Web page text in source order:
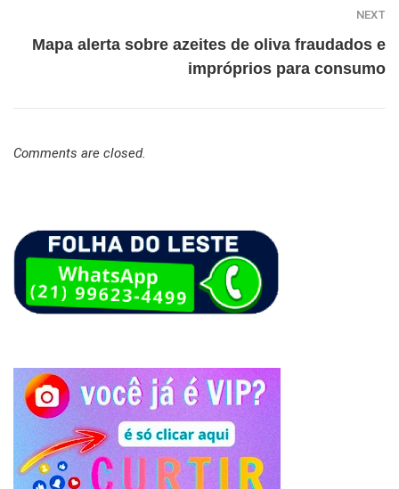
NEXT
Mapa alerta sobre azeites de oliva fraudados e
impróprios para consumo
Comments are closed.